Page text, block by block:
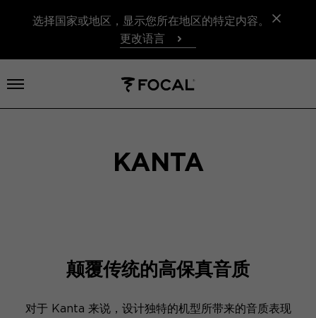
选择国家或地区，显示您所在地区的特定内容。
更改语言
打开菜单
KANTA
颠覆传统的高保真音质
对于 Kanta 来说，设计独特的机型所带来的音质表现